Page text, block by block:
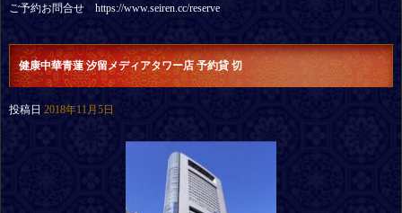
ご予約お問合せ https://www.seiren.cc/reserve
健康中華青蓮 汐留メディアタワー店 予約貸 切
投稿日 2018年11月5日